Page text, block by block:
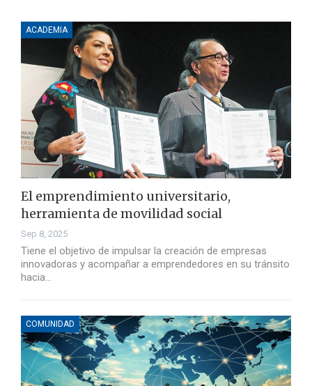
ACADEMIA
El emprendimiento universitario,
herramienta de movilidad social
Sep 8, 2025
Tiene el objetivo de impulsar la creación de empresas
innovadoras y acompañar a emprendedores en su tránsito
hacia…
COMUNIDAD